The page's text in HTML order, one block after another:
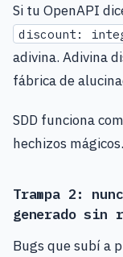
Si tu OpenAPI
discount:
adivina. Adivina
fábrica de
SDD funciona
hechizos mágicos.
Trampa 2:
generado sin
Bugs que subí a